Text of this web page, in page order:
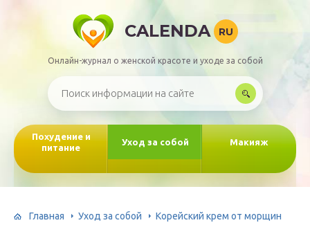
CALENDA RU
Онлайн-журнал о женской красоте и уходе за собой
Похудение и
питание
Уход за собой Макияж
Главная Уход за собой Корейский крем от морщин